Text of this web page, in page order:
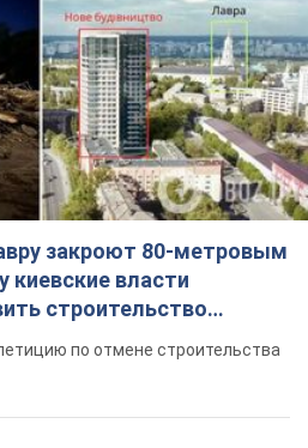
закроют 80-метровым
власти
строительство
верующего"
по отмене строительства